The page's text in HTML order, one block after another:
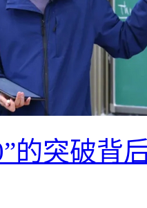
的突破背